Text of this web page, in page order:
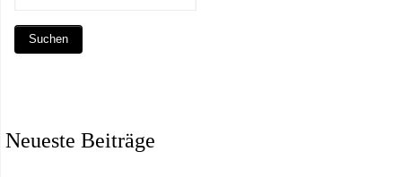
Neueste Beiträge